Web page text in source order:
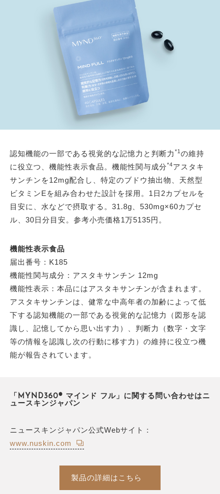
認知機能の一部である視覚的な記憶力と判断力 *1の維持
に役立つ、機能性表示食品。機能性関与成分*4アスタキ
サンチンを12mg配合し、特定のブドウ抽出物、天然型
ビタミンEを組み合わせた設計を採用。1日2カプセルを
目安に、水などで摂取する。31.8g、530mg×60カプセ
ル、30日分目安。参考小売価格1万5135円。
機能性表示食品
届出番号：K185
機能性関与成分：アスタキサンチン 12mg
機能性表示：本品にはアスタキサンチンが含まれます。
アスタキサンチンは、健常な中高年者の加齢によって低
下する認知機能の一部である視覚的な記憶力（図形を認
識し、記憶してから思い出す力）、判断力（数字・文字
等の情報を認識し次の行動に移す力）の維持に役立つ機
能が報告されています。
「MYND360® マインド フル」に関する問い合わせはニ
ュースキンジャパン
ニュースキンジャパン公式Webサイト：
www.nuskin.com
製品の詳細はこちら